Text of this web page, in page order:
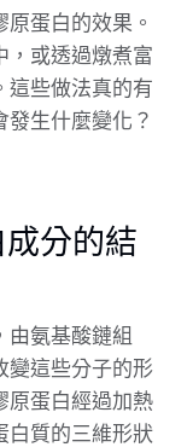
蛋白的效果。
，或透過燉煮富
這些做法真的有
生什麼變化？
分的結
由氨基酸鏈組
變這些分子的形
原蛋白經過加熱
白質的三維形狀